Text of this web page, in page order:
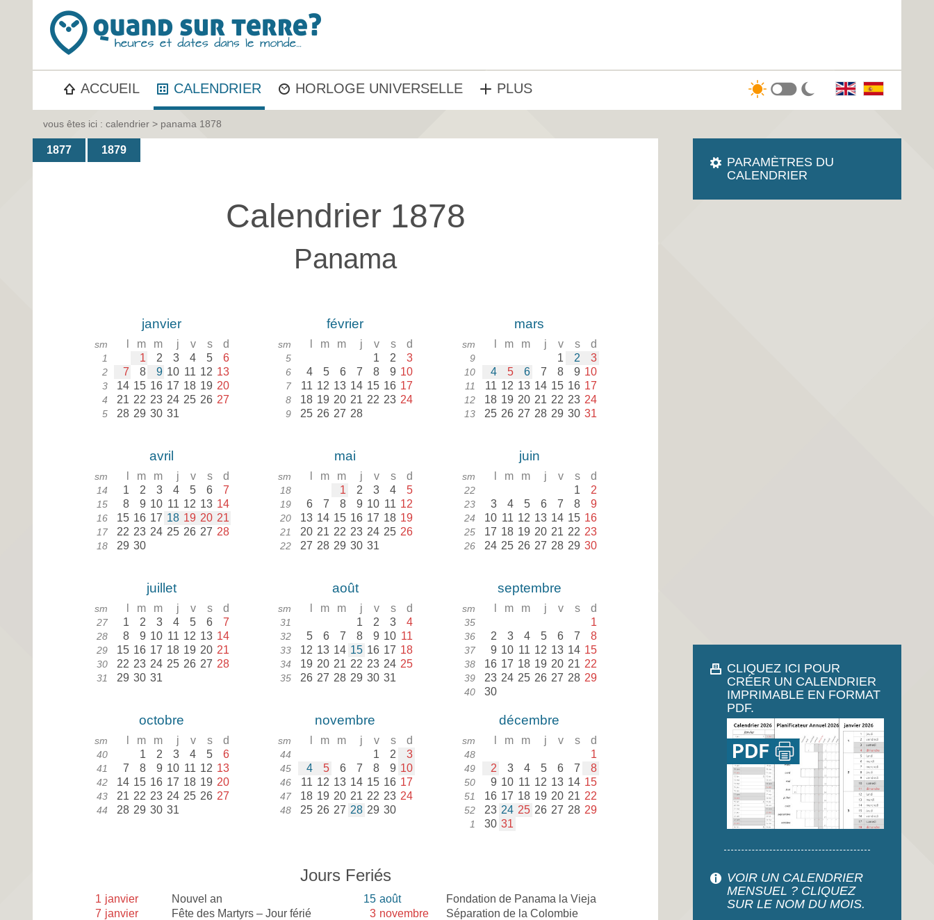
ACCUEIL CALENDRIER HORLOGE UNIVERSELLE PLUS
vous êtes ici : calendrier > panama 1878
1877 1879
Calendrier 1878
Panama
janvier
sm m m j v s d
1 1 2 3 4 5 6
2 7 8 9 10 11 12 13
3 14 15 16 17 18 19 20
4 21 22 23 24 25 26 27
5 28 29 30 31
février
sm m m j v s d
5 1 2 3
6 4 5 6 7 8 9 10
7 11 12 13 14 15 16 17
8 18 19 20 21 22 23 24
9 25 26 27 28
mars
sm m m j v s d
9 1 2 3
10 4 5 6 7 8 9 10
11 11 12 13 14 15 16 17
12 18 19 20 21 22 23 24
13 25 26 27 28 29 30 31
avril
sm m m j v s d
14 1 2 3 4 5 6 7
15 8 9 10 11 12 13 14
16 15 16 17 18 19 20 21
17 22 23 24 25 26 27 28
18 29 30
mai
sm m m j v s d
18 1 2 3 4 5
19 6 7 8 9 10 11 12
20 13 14 15 16 17 18 19
21 20 21 22 23 24 25 26
22 27 28 29 30 31
juin
sm m m j v s d
22 1 2
23 3 4 5 6 7 8 9
24 10 11 12 13 14 15 16
25 17 18 19 20 21 22 23
26 24 25 26 27 28 29 30
juillet
sm m m j v s d
27 1 2 3 4 5 6 7
28 8 9 10 11 12 13 14
29 15 16 17 18 19 20 21
30 22 23 24 25 26 27 28
31 29 30 31
août
sm m m j v s d
31 1 2 3 4
32 5 6 7 8 9 10 11
33 12 13 14 15 16 17 18
34 19 20 21 22 23 24 25
35 26 27 28 29 30 31
septembre
sm m m j v s d
35 1
36 2 3 4 5 6 7 8
37 9 10 11 12 13 14 15
38 16 17 18 19 20 21 22
39 23 24 25 26 27 28 29
40 30
octobre
sm m m j v s d
40 1 2 3 4 5 6
41 7 8 9 10 11 12 13
42 14 15 16 17 18 19 20
43 21 22 23 24 25 26 27
44 28 29 30 31
novembre
sm m m j v s d
44 1 2 3
45 4 5 6 7 8 9 10
46 11 12 13 14 15 16 17
47 18 19 20 21 22 23 24
48 25 26 27 28 29 30
décembre
sm m m j v s d
48 1
49 2 3 4 5 6 7 8
50 9 10 11 12 13 14 15
51 16 17 18 19 20 21 22
52 23 24 25 26 27 28 29
1 30 31
Jours Feriés
1 janvier
Nouvel an
7 janvier
Fête des Martyrs – Jour férié
15 août
Fondation de Panama la Vieja
3 novembre
Séparation de la Colombie
PARAMÈTRES DU
CALENDRIER
CLIQUEZ ICI POUR
CRÉER UN CALENDRIER
IMPRIMABLE EN FORMAT
PDF.
VOIR UN CALENDRIER
MENSUEL ? CLIQUEZ
SUR LE NOM DU MOIS.